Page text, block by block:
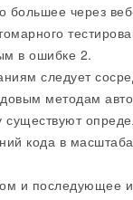
большее через
в ошибке 2.
следует
методам
существуют
кода в
и последующее